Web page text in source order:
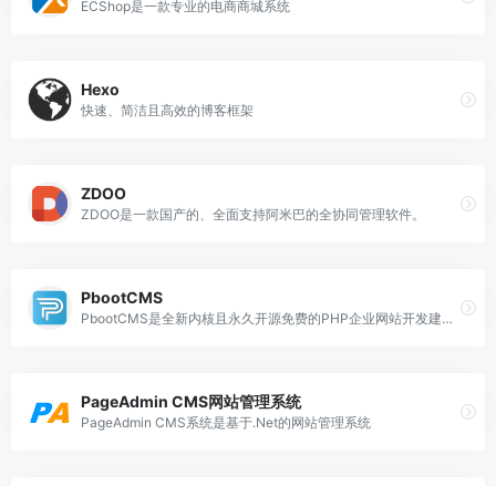
ECShop是一款专业的电商商城系统
Hexo
快速、简洁且高效的博客框架
ZDOO
ZDOO是一款国产的、全面支持阿米巴的全协同管理软件。
PbootCMS
PbootCMS是全新内核且永久开源免费的PHP企业网站开发建设管理系统
PageAdmin CMS网站管理系统
PageAdmin CMS系统是基于.Net的网站管理系统